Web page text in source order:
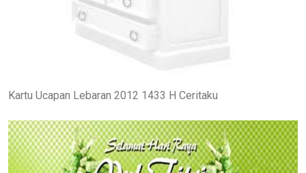
Kartu Ucapan Lebaran 2012 1433 H Ceritaku